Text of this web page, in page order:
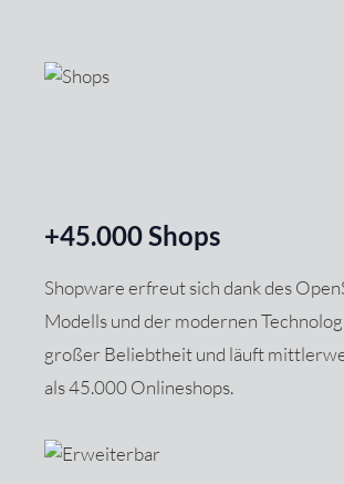
+45.000 Shops
Shopware erfreut sich dank des
Modells und der modernen
großer Beliebtheit und läuft
als 45.000 Onlineshops.